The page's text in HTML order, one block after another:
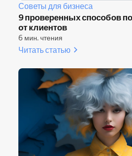
Советы для бизнеса
9 проверенных способов
от клиентов
6 мин. чтения
Читать статью